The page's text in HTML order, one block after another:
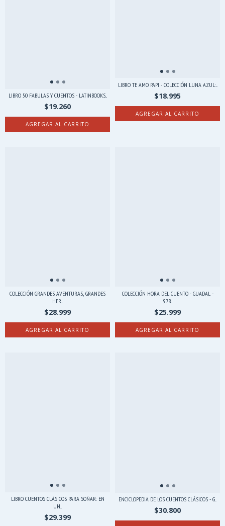
LIBRO 50 FABULAS Y CUENTOS - LATINBOOKS...
$19.260
LIBRO TE AMO PAPI - COLECCIÓN LUNA AZUL:...
$18.995
COLECCIÓN GRANDES AVENTURAS, GRANDES
HER...
$28.999
AGREGAR AL CARRITO
COLECCIÓN HORA DEL CUENTO - GUADAL -
978...
$25.999
AGREGAR AL CARRITO
LIBRO CUENTOS CLÁSICOS PARA SOÑAR: EN
UN...
$29.399
ENCICLOPEDIA DE LOS CUENTOS CLÁSICOS - G...
$30.800